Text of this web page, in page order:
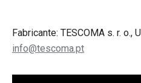
Fabricante: TESCOMA s. r. o.,
info@tescoma.pt